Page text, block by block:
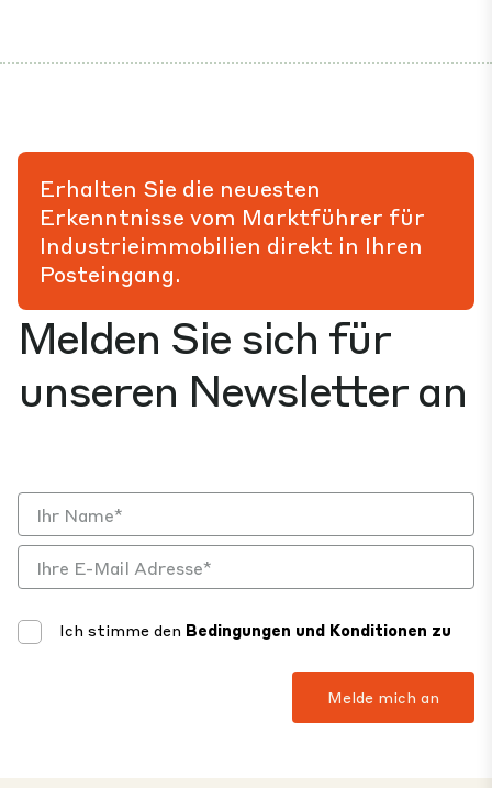
Melden Sie sich für
unseren Newsletter an
Ich stimme den Bedingungen und Konditionen zu
Erhalten Sie die neuesten
Erkenntnisse vom Marktführer für
Industrieimmobilien direkt in Ihren
Posteingang.